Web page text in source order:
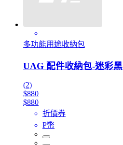
多功能用途收納包
UAG 配件收納包-迷彩黑
(2)
$880
$880
折價券
P幣